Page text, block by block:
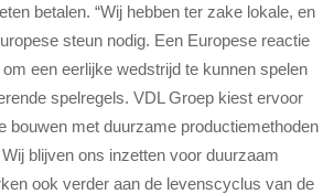
betalen. “Wij hebben ter zake lokale, en
steun nodig. Een Europese reactie
een eerlijke wedstrijd te kunnen spelen
spelregels. VDL Groep kiest ervoor
bouwen met duurzame productiemethoden
blijven ons inzetten voor duurzaam
ook verder aan de levenscyclus van de